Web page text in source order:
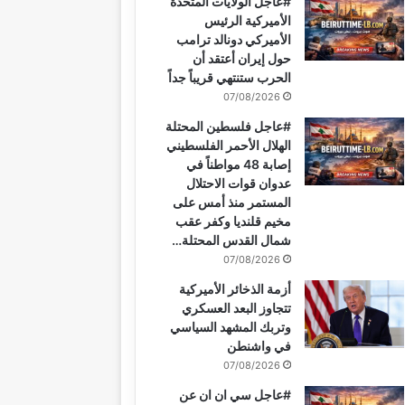
و
ك
ي
ر
س
ت
T
u
b
e
ق
ر
ا
ر
ا
م
الأميركية الرئيس
الأميركي دونالد ترامب
حول إيران أعتقد أن
الحرب ستنتهي قريباً جداً
07/08/2026
#عاجل فلسطين المحتلة
الهلال الأحمر الفلسطيني
إصابة 48 مواطناً في
عدوان قوات الاحتلال
المستمر منذ أمس على
مخيم قلنديا وكفر عقب
شمال القدس المحتلة…
07/08/2026
أزمة الذخائر الأميركية
تتجاوز البعد العسكري
وتربك المشهد السياسي
في واشنطن
07/08/2026
#عاجل سي ان ان عن